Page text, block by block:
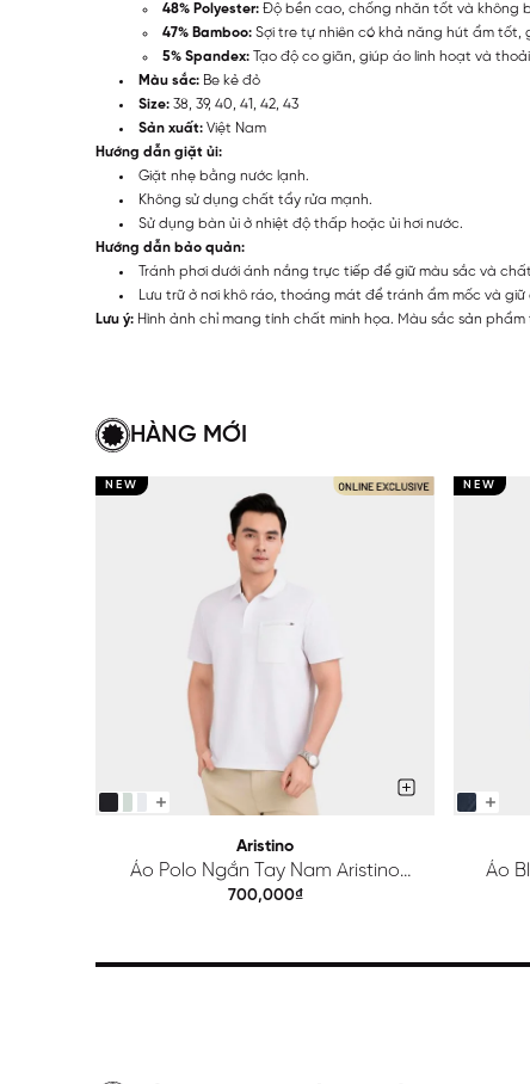
48% Polyester: Độ bền cao, chống nhăn tốt và không
47% Bamboo: Sợi tre tự nhiên có khả năng hút ẩm tốt,
5% Spandex: Tạo độ co giãn, giúp áo linh hoạt và
Màu sắc: Be kẻ đỏ
Size: 38, 39, 40, 41, 42, 43
Sản xuất: Việt Nam
Hướng dẫn giặt ủi:
Giặt nhẹ bằng nước lạnh.
Không sử dụng chất tẩy rửa mạnh.
Sử dụng bàn ủi ở nhiệt độ thấp hoặc ủi hơi nước.
Hướng dẫn bảo quản:
Tránh phơi dưới ánh nắng trực tiếp để giữ màu sắc và
Lưu trữ ở nơi khô ráo, thoáng mát để tránh ẩm mốc và giữ
Lưu ý: Hình ảnh chỉ mang tính chất minh họa. Màu sắc sản
HÀNG MỚI
NEW
Aristino
Áo Polo Ngắn Tay Nam Aristino
Regular APS615EDP01
700,000₫
NEW
Áo